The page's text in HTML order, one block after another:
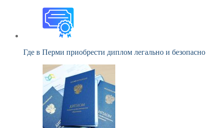
Где в Перми приобрести диплом легально и безопасно